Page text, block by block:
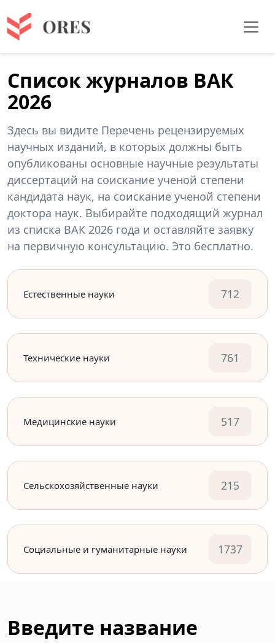
Список журналов ВАК
2026
Здесь вы видите Перечень рецензируемых
научных изданий, в которых должны быть
опубликованы основные научные результаты
диссертаций на соискание ученой степени
кандидата наук, на соискание ученой степени
доктора наук. Выбирайте подходящий журнал
из списка ВАК 2026 года и оставляйте заявку
на первичную консультацию. Это бесплатно.
Естественные науки 712
Технические науки 761
Медицинские науки 517
Сельскохозяйственные науки 215
Социальные и гуманитарные науки 1737
Введите название